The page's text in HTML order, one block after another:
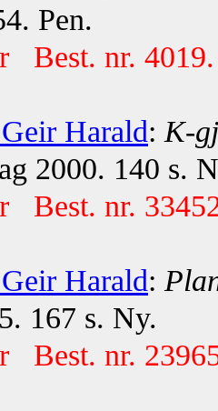
Pen.
Best. nr. 4019.
Harald: K-
2000. 140 s.
Best. nr.
Harald:
167 s. Ny.
Best. nr.